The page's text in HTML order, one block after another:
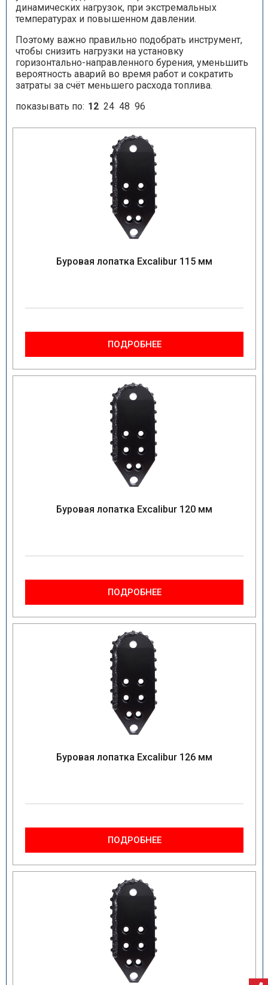
динамических нагрузок, при экстремальных
температурах и повышенном давлении.
Поэтому важно правильно подобрать инструмент,
чтобы снизить нагрузки на установку
горизонтально-направленного бурения, уменьшить
вероятность аварий во время работ и сократить
затраты за счёт меньшего расхода топлива.
показывать по: 12 24 48 96
Буровая лопатка Excalibur 115 мм
ПОДРОБНЕЕ
Буровая лопатка Excalibur 120 мм
ПОДРОБНЕЕ
Буровая лопатка Excalibur 126 мм
ПОДРОБНЕЕ